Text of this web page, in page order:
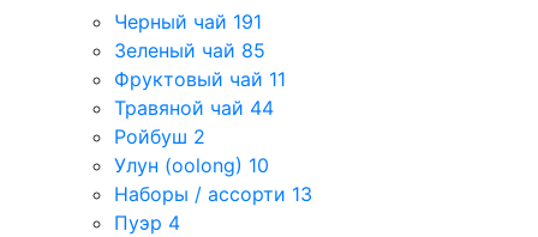
Черный чай 191
Зеленый чай 85
Фруктовый чай 11
Травяной чай 44
Ройбуш 2
Улун (oolong) 10
Наборы / ассорти 13
Пуэр 4